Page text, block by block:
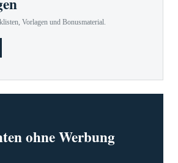
Vorlagen und Bonusmaterial.
ohne Werbung